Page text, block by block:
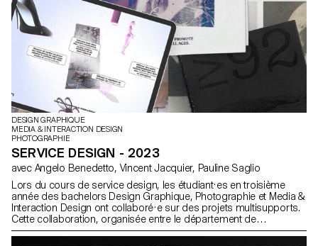
DESIGN GRAPHIQUE
MEDIA & INTERACTION DESIGN
PHOTOGRAPHIE
SERVICE DESIGN - 2023
avec Angelo Benedetto, Vincent Jacquier, Pauline Saglio
Lors du cours de service design, les étudiant·es en troisième
année des bachelors Design Graphique, Photographie et Media &
Interaction Design ont collaboré·e sur des projets multisupports.
Cette collaboration, organisée entre le département de
Communication Visuelle, avait pour thème les SDGs (Sustainable